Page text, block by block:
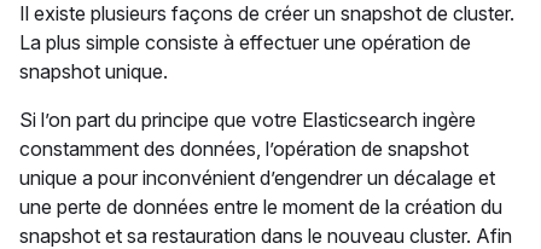
Il existe plusieurs façons de créer un snapshot de cluster.
La plus simple consiste à effectuer une opération de
snapshot unique.
Si l’on part du principe que votre Elasticsearch ingère
constamment des données, l’opération de snapshot
unique a pour inconvénient d’engendrer un décalage et
une perte de données entre le moment de la création du
snapshot et sa restauration dans le nouveau cluster. Afin